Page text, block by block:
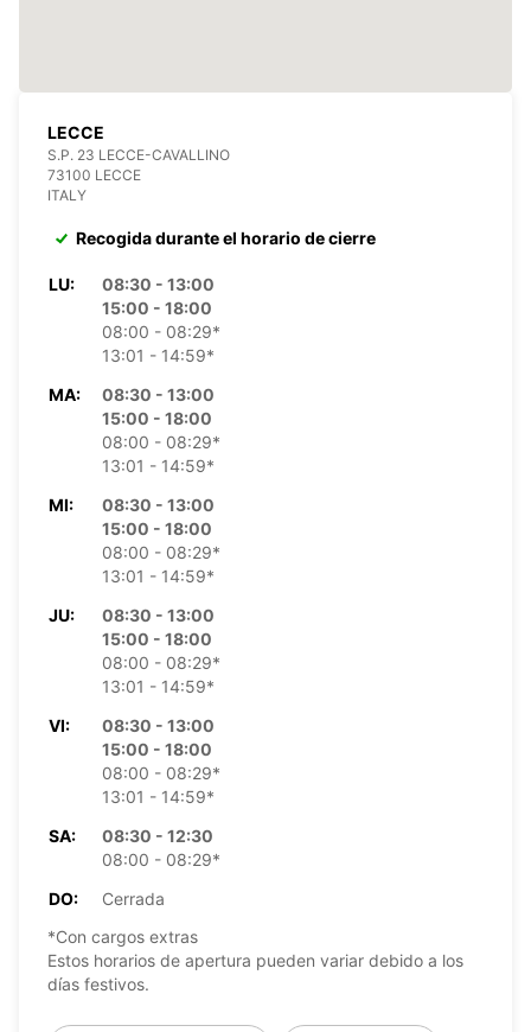
LECCE
S.P. 23 LECCE-CAVALLINO
73100 LECCE
ITALY
Recogida durante el horario de cierre
LU:
08:30 - 13:00
15:00 - 18:00
08:00 - 08:29*
13:01 - 14:59*
MA:
08:30 - 13:00
15:00 - 18:00
08:00 - 08:29*
13:01 - 14:59*
MI:
08:30 - 13:00
15:00 - 18:00
08:00 - 08:29*
13:01 - 14:59*
JU:
08:30 - 13:00
15:00 - 18:00
08:00 - 08:29*
13:01 - 14:59*
VI:
08:30 - 13:00
15:00 - 18:00
08:00 - 08:29*
13:01 - 14:59*
SA:
08:30 - 12:30
08:00 - 08:29*
DO:
Cerrada
*Con cargos extras
Estos horarios de apertura pueden variar debido a los
días festivos.